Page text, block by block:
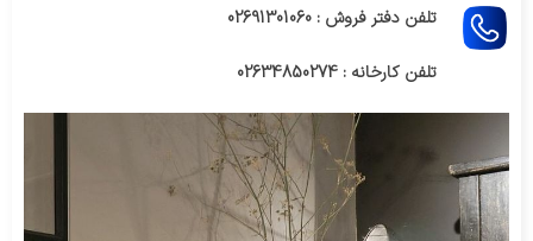
تلفن دفتر فروش : 02691301060
تلفن کارخانه : 02634850274